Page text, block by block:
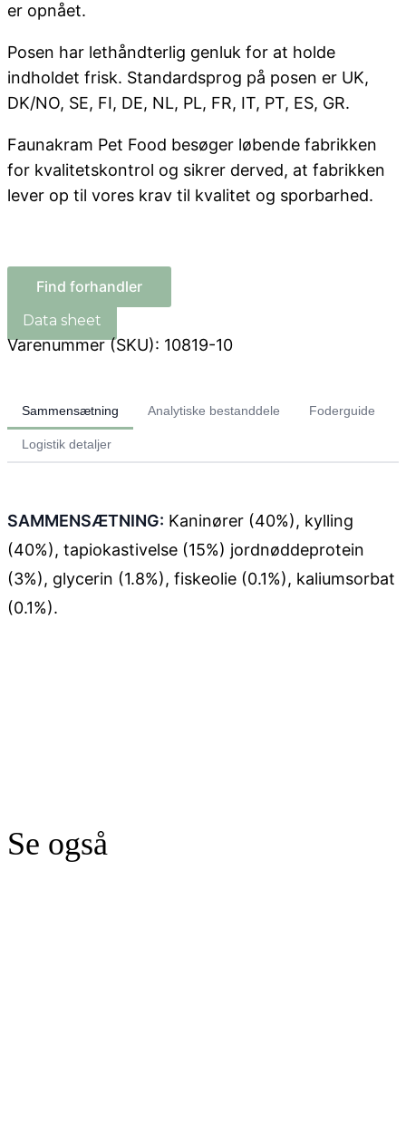
er opnået.
Posen har lethåndterlig genluk for at holde
indholdet frisk. Standardsprog på posen er UK,
DK/NO, SE, FI, DE, NL, PL, FR, IT, PT, ES, GR.
Faunakram Pet Food besøger løbende fabrikken
for kvalitetskontrol og sikrer derved, at fabrikken
lever op til vores krav til kvalitet og sporbarhed.
Find forhandler
Varenummer (SKU): 10819-10
Sammensætning Analytiske bestanddele Foderguide
Logistik detaljer
SAMMENSÆTNING: Kaninører (40%), kylling
(40%), tapiokastivelse (15%) jordnøddeprotein
(3%), glycerin (1.8%), fiskeolie (0.1%), kaliumsorbat
(0.1%).
Se også